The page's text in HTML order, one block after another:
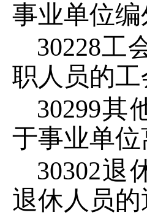
事业单位
30228工
职人员的
30299其
于事业单
30302退
退休人员